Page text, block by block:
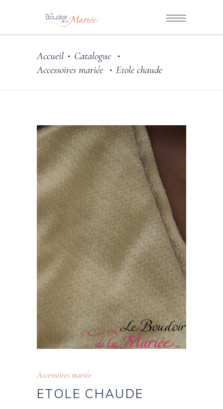
Accueil • Catalogue •
Accessoires mariée • Etole chaude
Accessoires mariée
ETOLE CHAUDE